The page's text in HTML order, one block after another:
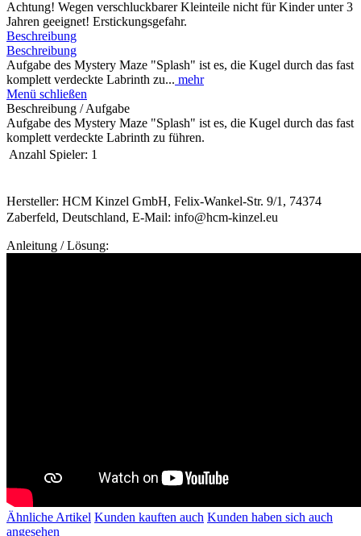
Achtung! Wegen verschluckbarer Kleinteile nicht für Kinder unter 3
Jahren geeignet! Erstickungsgefahr.
Beschreibung
Beschreibung
Aufgabe des Mystery Maze "Splash" ist es, die Kugel durch das fast
komplett verdeckte Labrinth zu... mehr
Menü schließen
Beschreibung / Aufgabe
Aufgabe des Mystery Maze "Splash" ist es, die Kugel durch das fast
komplett verdeckte Labrinth zu führen.
Anzahl Spieler: 1
Hersteller: HCM Kinzel GmbH, Felix-Wankel-Str. 9/1, 74374
Zaberfeld, Deutschland, E-Mail: info@hcm-kinzel.eu
Anleitung / Lösung:
Ähnliche Artikel Kunden kauften auch Kunden haben sich auch
angesehen